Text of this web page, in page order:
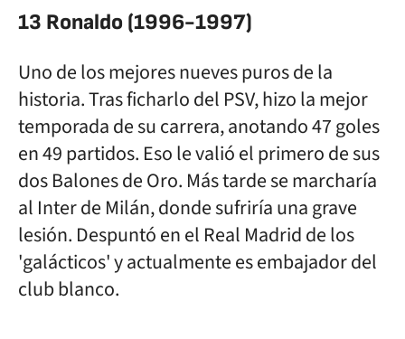
13 Ronaldo (1996-1997)
Uno de los mejores nueves puros de la
historia. Tras ficharlo del PSV, hizo la mejor
temporada de su carrera, anotando 47 goles
en 49 partidos. Eso le valió el primero de sus
dos Balones de Oro. Más tarde se marcharía
al Inter de Milán, donde sufriría una grave
lesión. Despuntó en el Real Madrid de los
'galácticos' y actualmente es embajador del
club blanco.